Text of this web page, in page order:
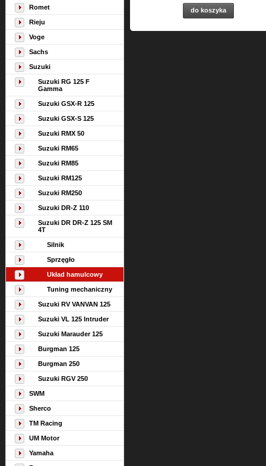
Romet
Rieju
Voge
Sachs
Suzuki
Suzuki RG 125 F
Gamma
Suzuki GSX-R 125
Suzuki GSX-S 125
Suzuki RMX 50
Suzuki RM65
Suzuki RM85
Suzuki RM125
Suzuki RM250
Suzuki DR-Z 110
Suzuki DR DR-Z 125 SM
4T
Silnik
Sprzęgło
Układ hamulcowy
Tuning mechaniczny
Suzuki RV VANVAN 125
Suzuki VL 125 Intruder
Suzuki Marauder 125
Burgman 125
Burgman 250
Suzuki RGV 250
SWM
Sherco
TM Racing
UM Motor
Yamaha
do koszyka